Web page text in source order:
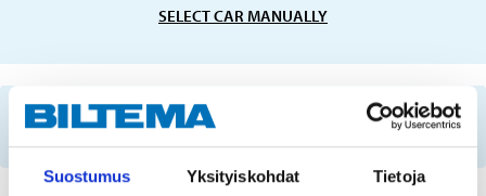
Suostumus Yksityiskohdat Tietoja
SELECT CAR MANUALLY
Important information when searching for spare
parts by reg. number and service recommendations.